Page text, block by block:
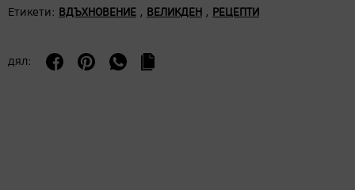
Етикети: ВДЪХНОВЕНИЕ , ВЕЛИКДЕН , РЕЦЕПТИ
дял: